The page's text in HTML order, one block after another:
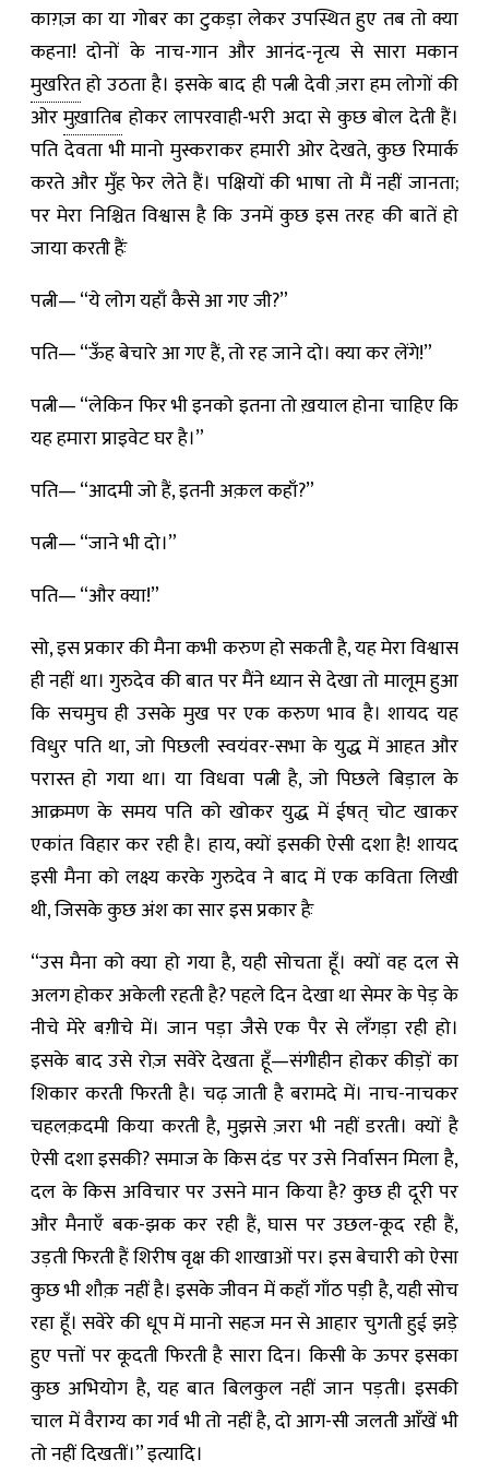
काग़ज़ का या गोबर का टुकड़ा लेकर उपस्थित हुए तब तो क्या
कहना! दोनों के नाच-गान और आनंद-नृत्य से सारा मकान
मुखरितहो उठता है। इसके बाद ही पत्नी देवी ज़रा हम लोगों की
ओरमुख़ातिब होकर लापरवाही-भरी अदा से कुछ बोल देती हैं।
पति देवता भी मानो मुस्कराकर हमारी ओर देखते, कुछ रिमार्क
करते और मुँह फेर लेते हैं। पक्षियों की भाषा तो मैं नहीं जानता;
पर मेरा निश्चित विश्वास है कि उनमें कुछ इस तरह की बातें हो
जाया करती हैंः
पत्नी— “ये लोग यहाँ कैसे आ गए जी?”
पति— “ऊँह बेचारे आ गए हैं, तो रह जाने दो। क्या कर लेंगे!”
पत्नी— “लेकिन फिर भी इनको इतना तो ख़याल होना चाहिए कि
यह हमारा प्राइवेट घर है।”
पति— “आदमी जो हैं, इतनी अक़ल कहाँ?”
पत्नी— “जाने भी दो।”
पति— “और क्या!”
सो, इस प्रकार की मैना कभी करुण हो सकती है, यह मेरा विश्वास
ही नहीं था। गुरुदेव की बात पर मैंने ध्यान से देखा तो मालूम हुआ
कि सचमुच ही उसके मुख पर एक करुण भाव है। शायद यह
विधुर पति था, जो पिछली स्वयंवर-सभा के युद्ध में आहत और
परास्त हो गया था। या विधवा पत्नी है, जो पिछले बिड़ाल के
आक्रमण के समय पति को खोकर युद्ध में ईषत् चोट खाकर
एकांत विहार कर रही है। हाय, क्यों इसकी ऐसी दशा है! शायद
इसी मैना को लक्ष्य करके गुरुदेव ने बाद में एक कविता लिखी
थी, जिसके कुछ अंश का सार इस प्रकार हैः
“उस मैना को क्या हो गया है, यही सोचता हूँ। क्यों वह दल से
अलग होकर अकेली रहती है? पहले दिन देखा था सेमर के पेड़ के
नीचे मेरे बग़ीचे में। जान पड़ा जैसे एक पैर से लँगड़ा रही हो।
इसके बाद उसे रोज़ सवेरे देखता हूँ—संगीहीन होकर कीड़ों का
शिकार करती फिरती है। चढ़ जाती है बरामदे में। नाच-नाचकर
चहलक़दमी किया करती है, मुझसे ज़रा भी नहीं डरती। क्यों है
ऐसी दशा इसकी? समाज के किस दंड पर उसे निर्वासन मिला है,
दल के किस अविचार पर उसने मान किया है? कुछ ही दूरी पर
और मैनाएँ बक-झक कर रही हैं, घास पर उछल-कूद रही हैं,
उड़ती फिरती हैं शिरीष वृक्ष की शाखाओं पर। इस बेचारी को ऐसा
कुछ भी शौक़ नहीं है। इसके जीवन में कहाँ गाँठ पड़ी है, यही सोच
रहा हूँ। सवेरे की धूप में मानो सहज मन से आहार चुगती हुई झड़े
हुए पत्तों पर कूदती फिरती है सारा दिन। किसी के ऊपर इसका
कुछ अभियोग है, यह बात बिलकुल नहीं जान पड़ती। इसकी
चाल में वैराग्य का गर्व भी तो नहीं है, दो आग-सी जलती आँखें भी
तो नहीं दिखतीं।” इत्यादि।